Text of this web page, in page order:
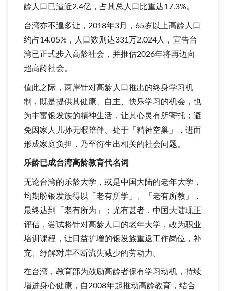
龄人口已逼近2.4亿，占其总人口比重达17.3%。
台湾亦不遑多让，2018年3月，65岁以上高龄人口
约占14.05%，人口数则达331万2,024人，宣告台
湾已正式步入高龄社会，并推估2026年将再迈向
超高龄社会。
值此之际，两岸针对高龄人口推出的终身学习机
制，既是提供其健康、自主、快乐学习的机会，也
为丰富银发族的精神生活，让其心灵有所寄托；避
免因家人儿孙无暇陪伴、处于「精神空巢」，进而
形成家庭负担，乃至衍生出相关的社会问题。
乐龄已成台湾高龄教育代名词
无论台湾的乐龄大学，或是中国大陆的老年大学，
均期盼银发族得以「老有所学」、「老有所教」，
最终达到「老有所为」；尤有甚者，中国大陆现正
评估，尝试将针对高龄人口的老年大学，改为职业
培训课程，让日益扩增的银发族重返工作岗位，补
充、纾解对岸不断流失减少的劳动力。
在台湾，教育部为鼓励高龄者保有学习动机，持续
增进身心健康，自2008年起推动高龄教育，结合